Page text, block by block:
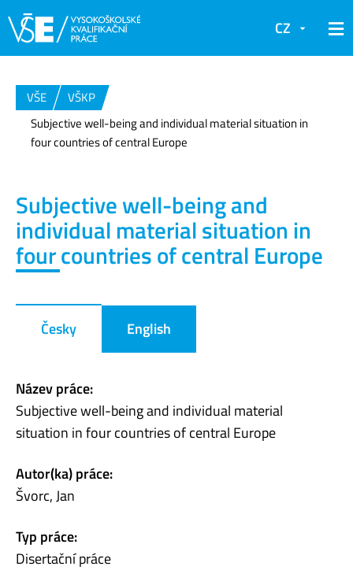
CZ
VŠE
VŠKP
Subjective well-being and individual material situation in
four countries of central Europe
Subjective well-being and
individual material situation in
four countries of central Europe
Česky English
Název práce:
Subjective well-being and individual material
situation in four countries of central Europe
Autor(ka) práce:
Švorc, Jan
Typ práce:
Disertační práce